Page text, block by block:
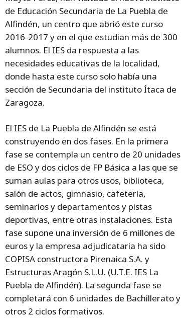
de Educación Secundaria de La Puebla de
Alfindén, un centro que abrió este curso
2016-2017 y en el que estudian más de 300
alumnos. El IES da respuesta a las
necesidades educativas de la localidad,
donde hasta este curso solo había una
sección de Secundaria del instituto Ítaca de
Zaragoza.
El IES de La Puebla de Alfindén se está
construyendo en dos fases. En la primera
fase se contempla un centro de 20 unidades
de ESO y dos ciclos de FP Básica a las que se
suman aulas para otros usos, biblioteca,
salón de actos, gimnasio, cafetería,
seminarios y departamentos y pistas
deportivas, entre otras instalaciones. Esta
fase supone una inversión de 6 millones de
euros y la empresa adjudicataria ha sido
COPISA constructora Pirenaica S.A. y
Estructuras Aragón S.L.U. (U.T.E. IES La
Puebla de Alfindén). La segunda fase se
completará con 6 unidades de Bachillerato y
otros 2 ciclos formativos.